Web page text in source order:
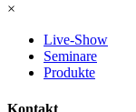
×
Live-Show
Seminare
Produkte
Kontakt